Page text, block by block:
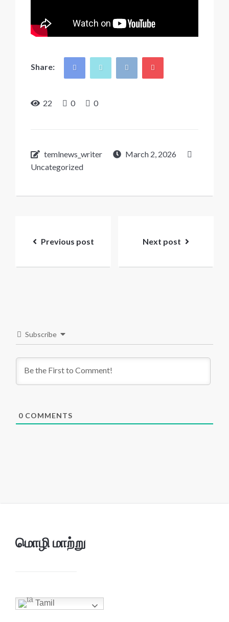
Share:
22 0 0
temlnews_writer
March 2, 2026
Uncategorized
navigation
Previous post Next post
Subscribe
0 COMMENTS
மொழி மாற்று
Tamil